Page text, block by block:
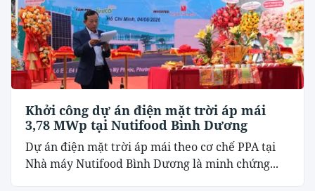
Khởi công dự án điện mặt trời áp mái
3,78 MWp tại Nutifood Bình Dương
Dự án điện mặt trời áp mái theo cơ chế PPA tại
Nhà máy Nutifood Bình Dương là minh chứng...